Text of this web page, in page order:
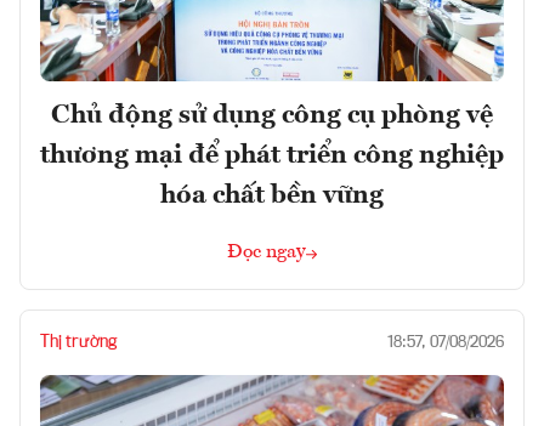
Chủ động sử dụng công cụ phòng vệ
thương mại để phát triển công nghiệp
hóa chất bền vững
Đọc ngay
Thị trường 18:57, 07/08/2026